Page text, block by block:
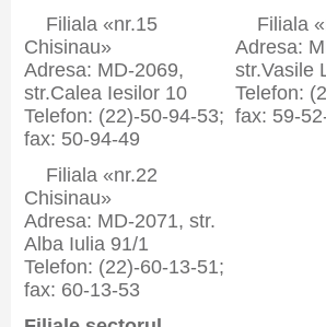
Filiala «nr.15
Chisinau»
Adresa: MD-2069,
str.Calea Iesilor 10
Telefon: (22)-50-94-53;
fax: 50-94-49
Filiala
Adresa:
str.Vasile
Telefon:
fax: 59-
Filiala «nr.22
Chisinau»
Adresa: MD-2071, str.
Alba Iulia 91/1
Telefon: (22)-60-13-51;
fax: 60-13-53